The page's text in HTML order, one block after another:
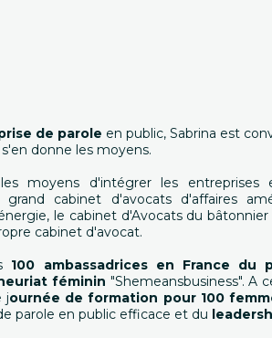
de parole en public, Sabrina est
donne les moyens.
moyens d'intégrer les entreprises
cabinet d'avocats d'affaires
le cabinet d'Avocats du bâtonnier
cabinet d'avocat.
100 ambassadrices en France du
féminin "Shemeansbusiness". A
journée de formation pour 100
parole en public efficace et du